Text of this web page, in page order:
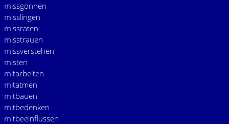
missgönnen
misslingen
missraten
misstrauen
missverstehen
misten
mitarbeiten
mitatmen
mitbauen
mitbedenken
mitbeeinflussen